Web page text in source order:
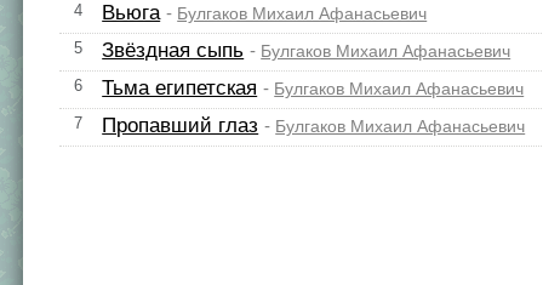
4
Вьюга - Булгаков Михаил Афанасьевич
5
Звёздная сыпь - Булгаков Михаил Афанасьевич
6
Тьма египетская - Булгаков Михаил Афанасьевич
7
Пропавший глаз - Булгаков Михаил Афанасьевич